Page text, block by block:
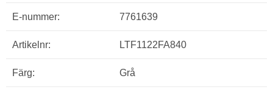
E-nummer: 7761639
Artikelnr: LTF1122FA840
Färg: Grå